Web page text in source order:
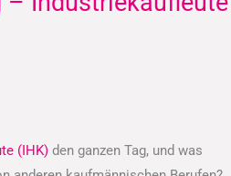
(IHK) den ganzen Tag, und was